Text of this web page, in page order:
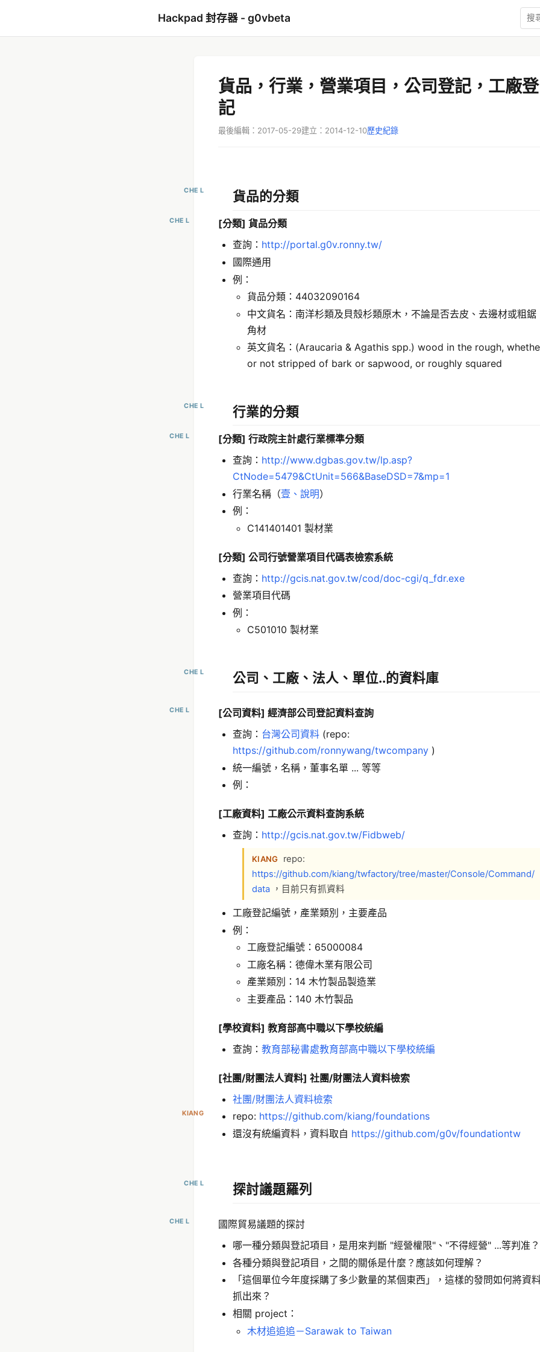
Hackpad 封存器 - g0vbeta
貨品，行業，營業項目，公司登記，工廠登
記
最後編輯：2017-05-29建立：2014-12-10歷史紀錄
CHE L 貨品的分類
CHE L
[分類] 貨品分類
查詢： http://portal.g0v.ronny.tw/
國際通用
例：
貨品分類：44032090164
中文貨名：南洋杉類及貝殼杉類原木，不論是否去皮、去邊材或粗鋸
角材
英文貨名：(Araucaria & Agathis spp.) wood in the rough,
or not stripped of bark or sapwood, or roughly squared
CHE L 行業的分類
CHE L
[分類] 行政院主計處行業標準分類
查詢： http://www.dgbas.gov.tw/lp.asp?
CtNode=5479&CtUnit=566&BaseDSD=7&mp=1
行業名稱（壹、說明）
例：
C141401401 製材業
[分類] 公司行號營業項目代碼表檢索系統
查詢： http://gcis.nat.gov.tw/cod/doc-cgi/q_fdr.exe
營業項目代碼
例：
C501010 製材業
CHE L 公司、工廠、法人、單位..的資料庫
CHE L
[公司資料] 經濟部公司登記資料查詢
查詢： 台灣公司資料 (repo:
https://github.com/ronnywang/twcompany )
統一編號，名稱，董事名單 ... 等等
例：
[工廠資料] 工廠公示資料查詢系統
查詢： http://gcis.nat.gov.tw/Fidbweb/
KIANG
repo:
https://github.com/kiang/twfactory/tree/master/Console/Command/
data，目前只有抓資料
工廠登記編號，產業類別，主要產品
例：
工廠登記編號：65000084
工廠名稱：德偉木業有限公司
產業類別：14 木竹製品製造業
主要產品：140 木竹製品
[學校資料] 教育部高中職以下學校統編
查詢： 教育部秘書處教育部高中職以下學校統編
[社團/財團法人資料] 社團/財團法人資料檢索
社團/財團法人資料檢索
KIANG repo: https://github.com/kiang/foundations
還沒有統編資料，資料取自 https://github.com/g0v/foundationtw
CHE L 探討議題羅列
CHE L
國際貿易議題的探討
哪一種分類與登記項目，是用來判斷 "經營權限"、"不得經營" ...等判准？
各種分類與登記項目，之間的關係是什麼？應該如何理解？
「這個單位今年度採購了多少數量的某個東西」，這樣的發問如何將資
抓出來？
相關 project：
木材追追追－Sarawak to Taiwan